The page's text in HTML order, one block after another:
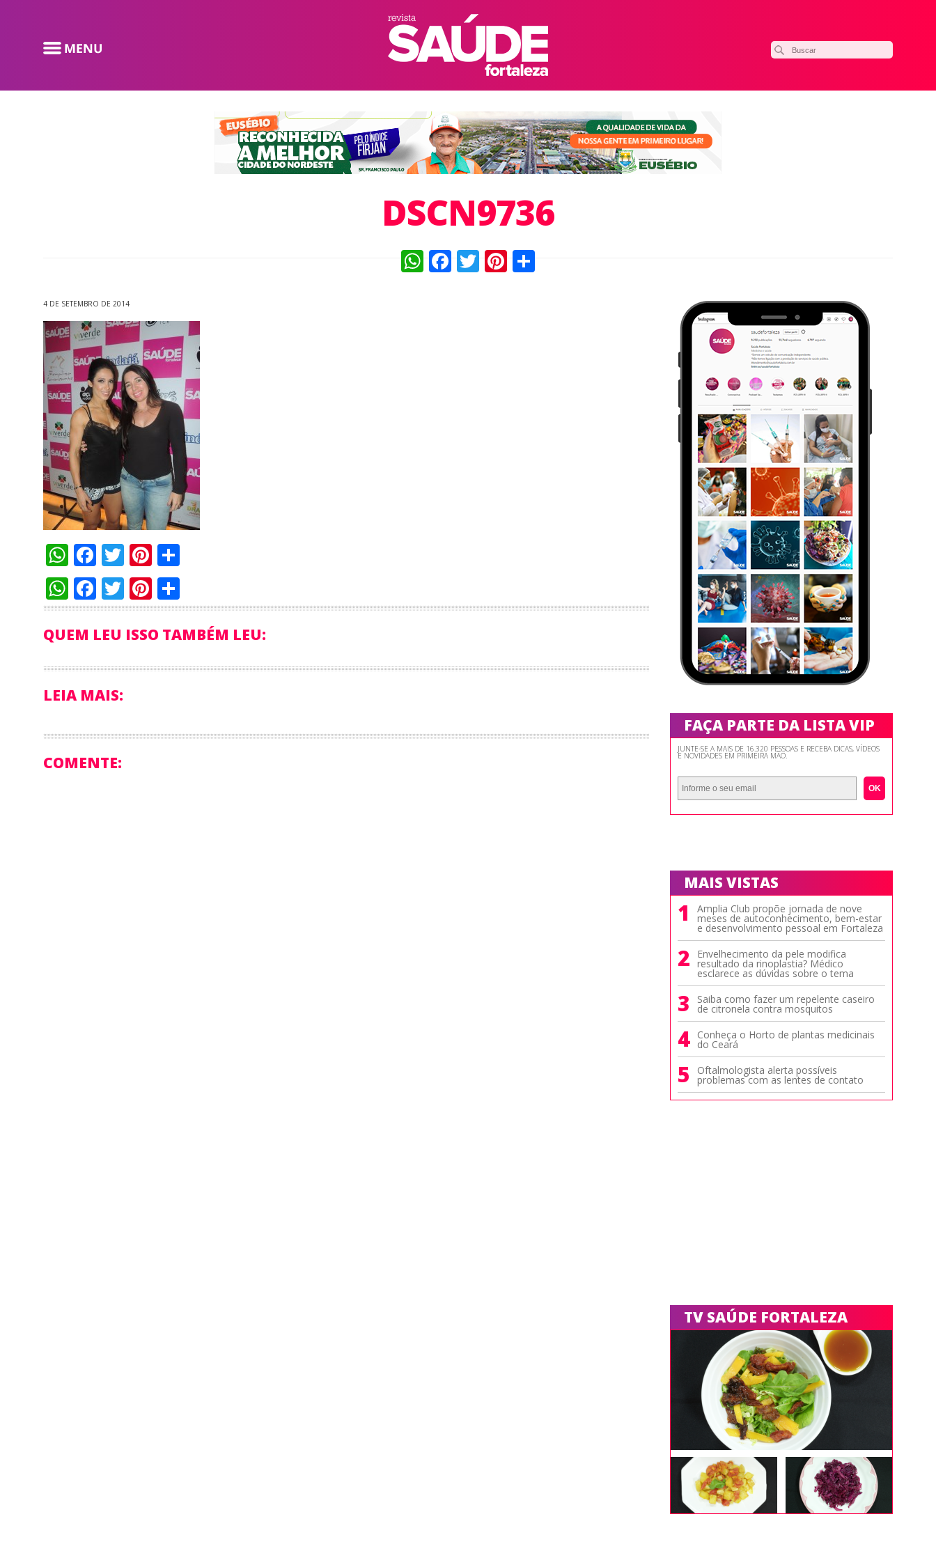
DSCN9736
WhatsApp
Facebook
TwitterPinterest
4 DE SETEMBRO DE 2014
WhatsApp
Facebook
TwitterPinterest
WhatsApp
Facebook
TwitterPinterest
QUEM LEU ISSO TAMBÉM LEU:
LEIA MAIS:
COMENTE:
FAÇA PARTE DA LISTA VIP
JUNTE-SE A MAIS DE 16.320 PESSOAS E RECEBA DICAS, VÍDEOS
E NOVIDADES EM PRIMEIRA MÃO.
OK
MAIS VISTAS
1 Amplia Club propõe jornada de nove
meses de autoconhecimento, bem-estar
e desenvolvimento pessoal em Fortaleza
2 Envelhecimento da pele modifica
resultado da rinoplastia? Médico
esclarece as dúvidas sobre o tema
3 Saiba como fazer um repelente caseiro
de citronela contra mosquitos
4 Conheça o Horto de plantas medicinais
do Ceará
5 Oftalmologista alerta possíveis
problemas com as lentes de contato
TV SAÚDE FORTALEZA